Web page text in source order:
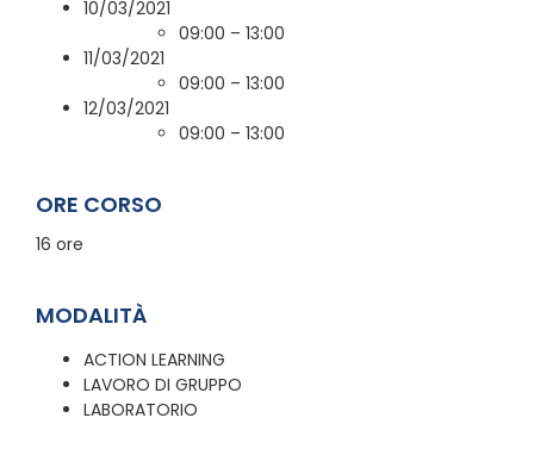
10/03/2021
09:00 – 13:00
11/03/2021
09:00 – 13:00
12/03/2021
09:00 – 13:00
ORE CORSO
16 ore
MODALITÀ
ACTION LEARNING
LAVORO DI GRUPPO
LABORATORIO